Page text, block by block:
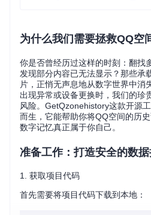
为什么我们需要拯救QQ空
你是否曾经历过这样的时刻：翻找
发现部分内容已无法显示？那些承
片，正悄无声息地从数字世界中消
出现异常或设备更换时，我们的珍
风险。GetQzonehistory这款开源
而生，它能帮助你将QQ空间的历
数字记忆真正属于你自己。
准备工作：打造安全的数
1. 获取项目代码
首先需要将项目代码下载到本地：